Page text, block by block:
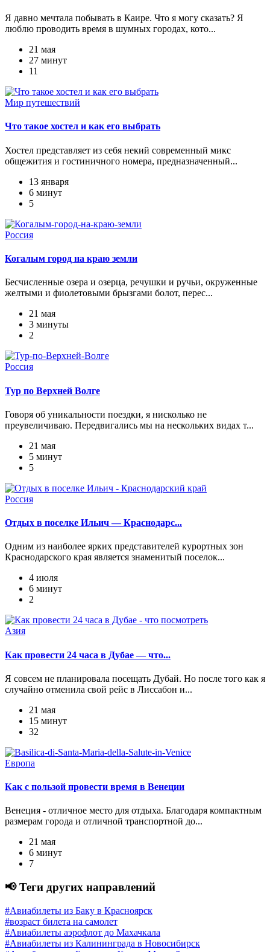
Я давно мечтала побывать в Каире. Что я могу сказать? Я
люблю проводить время в шумных городах, кото...
21 мая
27 минут
11
Мир путешествий
Что такое хостел и как его выбрать
Хостел представляет из себя некий современный микс
общежития и гостиничного номера, предназначенный...
13 января
6 минут
5
Россия
Когалым город на краю земли
Бесчисленные озера и озерца, речушки и ручьи, окруженные
желтыми и фиолетовыми брызгами болот, перес...
21 мая
3 минуты
2
Россия
Тур по Верхней Волге
Говоря об уникальности поездки, я нисколько не
преувеличиваю. Передвигались мы на нескольких видах т...
21 мая
5 минут
5
Россия
Отдых в поселке Ильич — Краснодарс...
Одним из наиболее ярких представителей курортных зон
Краснодарского края является знаменитый поселок...
4 июля
6 минут
2
Азия
Как провести 24 часа в Дубае — что...
Я совсем не планировала посещать Дубай. Но после того как я
случайно отменила свой рейс в Лиссабон и...
21 мая
15 минут
32
Европа
Как с пользой провести время в Венеции
Венеция - отличное место для отдыха. Благодаря компактным
размерам города и отличной транспортной до...
21 мая
6 минут
7
📢 Теги других направлений
#Авиабилеты из Баку в Красноярск
#возраст билета на самолет
#Авиабилеты аэрофлот до Махачкала
#Авиабилеты из Калининграда в Новосибирск